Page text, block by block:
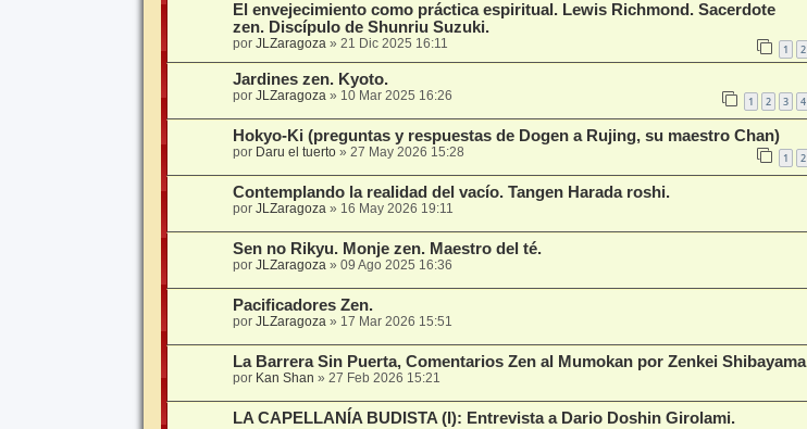
El envejecimiento como práctica espiritual. Lewis Richmond. Sacerdote
zen. Discípulo de Shunriu Suzuki.
por JLZaragoza» 21 Dic 2025 16:11 1 2
Jardines zen. Kyoto.
por JLZaragoza» 10 Mar 2025 16:26 1 2 3 4
Hokyo-Ki (preguntas y respuestas de Dogen a Rujing, su maestro Chan)
por Daru el tuerto» 27 May 2026 15:28 1 2
Contemplando la realidad del vacío. Tangen Harada roshi.
por JLZaragoza» 16 May 2026 19:11
Sen no Rikyu. Monje zen. Maestro del té.
por JLZaragoza» 09 Ago 2025 16:36
Pacificadores Zen.
por JLZaragoza» 17 Mar 2026 15:51
La Barrera Sin Puerta, Comentarios Zen al Mumokan por Zenkei Shibayama
por Kan Shan » 27 Feb 2026 15:21
LA CAPELLANÍA BUDISTA (I): Entrevista a Dario Doshin Girolami.